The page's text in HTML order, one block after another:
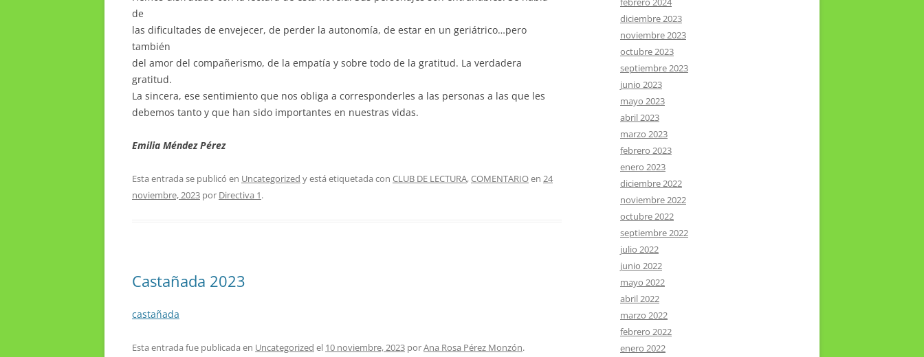
de
las dificultades de envejecer, de perder la autonomía, de estar en un geriátrico…pero
también
del amor del compañerismo, de la empatía y sobre todo de la gratitud. La verdadera
gratitud.
La sincera, ese sentimiento que nos obliga a corresponderles a las personas a las que les
debemos tanto y que han sido importantes en nuestras vidas.
Emilia Méndez Pérez
Esta entrada se publicó en Uncategorized y está etiquetada con CLUB DE LECTURA,COMENTARIOen 24
noviembre, 2023 por Directiva 1.
Castañada 2023
castañada
Esta entrada fue publicada en Uncategorized el 10 noviembre, 2023 porAna Rosa Pérez Monzón.
diciembre 2023
noviembre 2023
octubre 2023
septiembre 2023
junio 2023
mayo 2023
abril 2023
marzo 2023
febrero 2023
enero 2023
diciembre 2022
noviembre 2022
octubre 2022
septiembre 2022
julio 2022
junio 2022
mayo 2022
abril 2022
marzo 2022
febrero 2022
enero 2022